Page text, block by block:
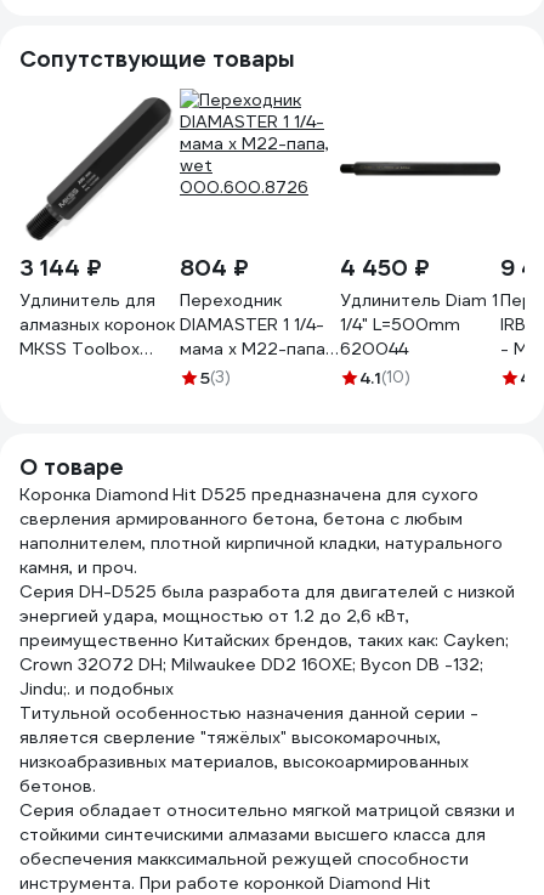
Сопутствующие товары
3 144 ₽
Удлинитель для
алмазных коронок
MKSS Toolbox
804 ₽
Переходник
DIAMASTER 1 1/4-
мама х М22-папа,
wet
5(3)
4 450 ₽
Удлинитель Diam 1
1/4" L=500mm
620044
4.1(10)
9
-
М224.8
О товаре
Коронка Diamond Hit D525 предназначена для сухого
сверления армированного бетона, бетона с любым
наполнителем, плотной кирпичной кладки, натурального
камня, и проч.
Серия DH-D525 была разработа для двигателей с низкой
энергией удара, мощностью от 1.2 до 2,6 кВт,
преимущественно Китайских брендов, таких как: Cayken;
Crown 32072 DH; Milwaukee DD2 160XE; Bycon DB -132;
Jindu;. и подобных
Титульной особенностью назначения данной серии -
является сверление "тяжёлых" высокомарочных,
низкоабразивных материалов, высокоармированных
бетонов.
Серия обладает относительно мягкой матрицой связки и
стойкими синтечискими алмазами высшего класса для
обеспечения макксимальной режущей способности
инструмента. При работе коронкой Diamond Hit